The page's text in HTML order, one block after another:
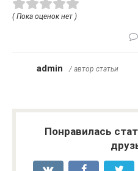
( Пока оценок нет )
admin / автор статьи
Понравилась